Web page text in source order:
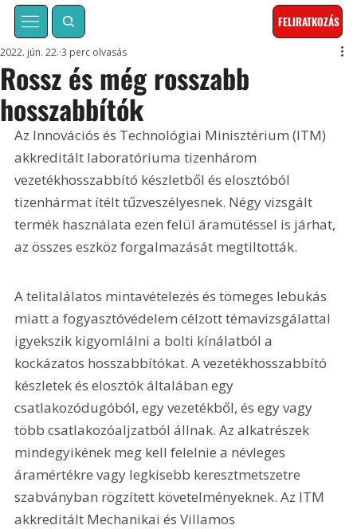
FELIRATKOZÁS
Rossz és még rosszabb
hosszabbítók
2022. jún. 22. 3 perc olvasás
Az Innovációs és Technológiai Minisztérium (ITM)
akkreditált laboratóriuma tizenhárom
vezetékhosszabbító készletből és elosztóból
tizenhármat ítélt tűzveszélyesnek. Négy vizsgált
termék használata ezen felül áramütéssel is járhat,
az összes eszköz forgalmazását megtiltották.
A telitalálatos mintavételezés és tömeges lebukás
miatt a fogyasztóvédelem célzott témavizsgálattal
igyekszik kigyomlálni a bolti kínálatból a
kockázatos hosszabbítókat. A vezetékhosszabbító
készletek és elosztók általában egy
csatlakozódugóból, egy vezetékből, és egy vagy
több csatlakozóaljzatból állnak. Az alkatrészek
mindegyikének meg kell felelnie a névleges
áramértékre vagy legkisebb keresztmetszetre
szabványban rögzített követelményeknek. Az ITM
akkreditált Mechanikai és Villamos